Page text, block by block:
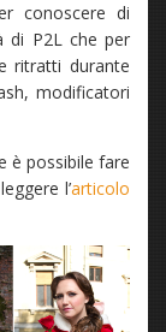
conoscere di
di P2L che per
ritratti durante
modificatori
è possibile fare
l’articolo